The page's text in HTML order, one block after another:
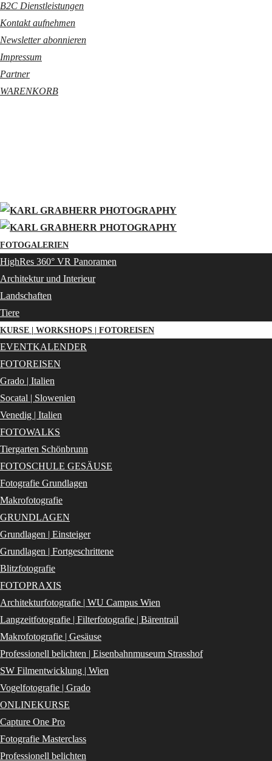
B2C Dienstleistungen
Kontakt aufnehmen
Newsletter abonnieren
Impressum
Partner
WARENKORB
FOTOGALERIEN
HighRes 360° VR Panoramen
Architektur und Interieur
Landschaften
Tiere
KURSE | WORKSHOPS | FOTOREISEN
EVENTKALENDER
FOTOREISEN
Grado | Italien
Socatal | Slowenien
Venedig | Italien
FOTOWALKS
Tiergarten Schönbrunn
FOTOSCHULE GESÄUSE
Fotografie Grundlagen
Makrofotografie
GRUNDLAGEN
Grundlagen | Einsteiger
Grundlagen | Fortgeschrittene
Blitzfotografie
FOTOPRAXIS
Architekturfotografie | WU Campus Wien
Langzeitfotografie | Filterfotografie | Bärentrail
Makrofotografie | Gesäuse
Professionell belichten | Eisenbahnmuseum Strasshof
SW Filmentwicklung | Wien
Vogelfotografie | Grado
ONLINEKURSE
Capture One Pro
Fotografie Masterclass
Professionell belichten